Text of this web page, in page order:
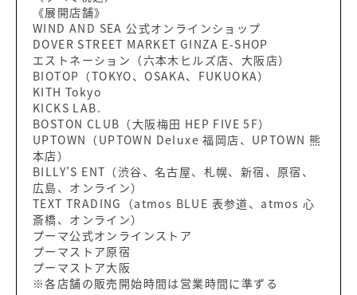
《展開店舗》
WIND AND SEA 公式オンラインショップ
DOVER STREET MARKET GINZA E-SHOP
エストネーション（六本木ヒルズ店、大阪店）
BIOTOP（TOKYO、OSAKA、FUKUOKA）
KITH Tokyo
KICKS LAB.
BOSTON CLUB（大阪梅田 HEP FIVE 5F）
UPTOWN（UPTOWN Deluxe 福岡店、UPTOWN 熊
本店）
BILLY’S ENT（渋谷、名古屋、札幌、新宿、原宿、
広島、オンライン）
TEXT TRADING（atmos BLUE 表参道、atmos 心
斎橋、オンライン）
プーマ公式オンラインストア
プーマストア原宿
プーマストア大阪
※各店舗の販売開始時間は営業時間に準ずる